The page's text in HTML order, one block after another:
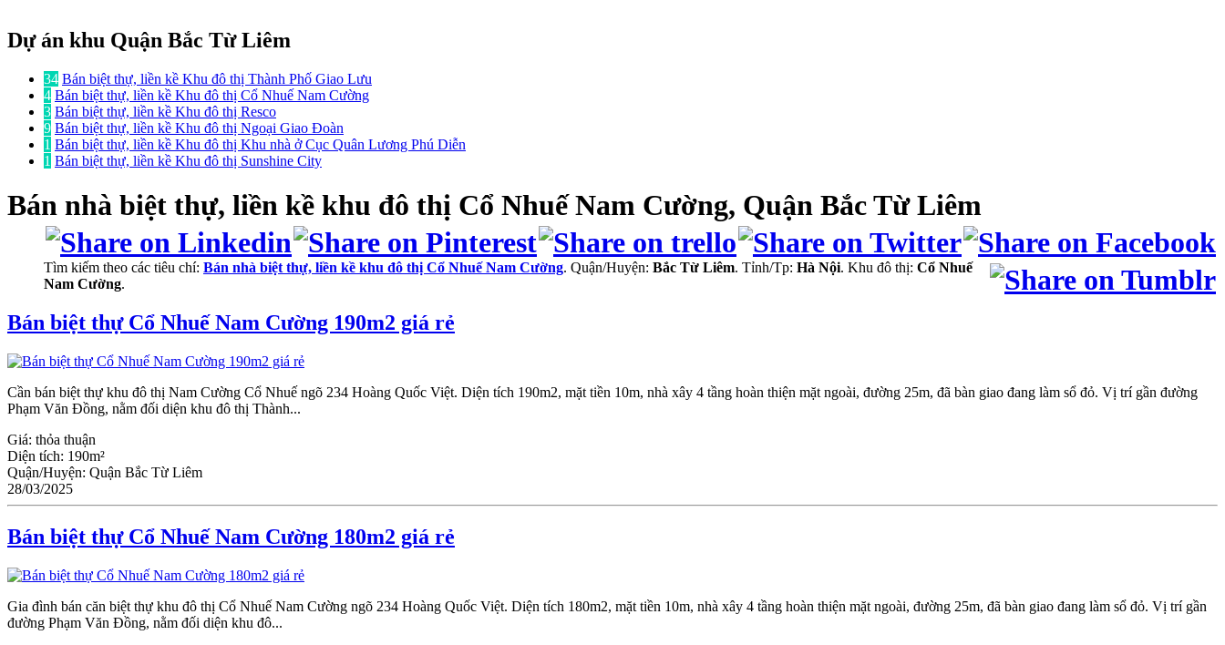
Dự án khu Quận Bắc Từ Liêm
34 Bán biệt thự, liền kề Khu đô thị Thành Phố Giao Lưu
4 Bán biệt thự, liền kề Khu đô thị Cổ Nhuế Nam Cường
3 Bán biệt thự, liền kề Khu đô thị Resco
9 Bán biệt thự, liền kề Khu đô thị Ngoại Giao Đoàn
1 Bán biệt thự, liền kề Khu đô thị Khu nhà ở Cục Quân Lương Phú Diễn
1 Bán biệt thự, liền kề Khu đô thị Sunshine City
Bán nhà biệt thự, liền kề khu đô thị Cổ Nhuế Nam Cường, Quận Bắc Từ Liêm
Tìm kiếm theo các tiêu chí: Bán nhà biệt thự, liền kề khu đô thị Cổ Nhuế Nam Cường. Quận/Huyện: Bắc Từ Liêm. Tỉnh/Tp: Hà Nội. Khu đô thị: Cổ Nhuế
Nam Cường.
Bán biệt thự Cổ Nhuế Nam Cường 190m2 giá rẻ
Cần bán biệt thự khu đô thị Nam Cường Cổ Nhuế ngõ 234 Hoàng Quốc Việt. Diện tích 190m2, mặt tiền 10m, nhà xây 4 tầng hoàn thiện mặt ngoài, đường 25m, đã bàn giao đang làm sổ đỏ. Vị trí gần đường
Phạm Văn Đồng, nằm đối diện khu đô thị Thành...
Giá: thỏa thuận
Diện tích: 190m²
Quận/Huyện: Quận Bắc Từ Liêm
28/03/2025
Bán biệt thự Cổ Nhuế Nam Cường 180m2 giá rẻ
Gia đình bán căn biệt thự khu đô thị Cổ Nhuế Nam Cường ngõ 234 Hoàng Quốc Việt. Diện tích 180m2, mặt tiền 10m, nhà xây 4 tầng hoàn thiện mặt ngoài, đường 25m, đã bàn giao đang làm sổ đỏ. Vị trí gần
đường Phạm Văn Đồng, nằm đối diện khu đô...